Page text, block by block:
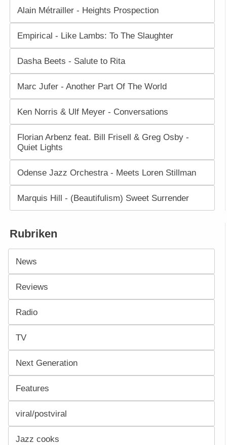
Alain Métrailler - Heights Prospection
Empirical - Like Lambs: To The Slaughter
Dasha Beets - Salute to Rita
Marc Jufer - Another Part Of The World
Ken Norris & Ulf Meyer - Conversations
Florian Arbenz feat. Bill Frisell & Greg Osby -
Quiet Lights
Odense Jazz Orchestra - Meets Loren Stillman
Marquis Hill - (Beautifulism) Sweet Surrender
Rubriken
News
Reviews
Radio
TV
Next Generation
Features
viral/postviral
Jazz cooks